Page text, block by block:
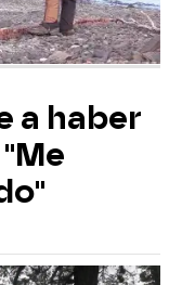
a haber